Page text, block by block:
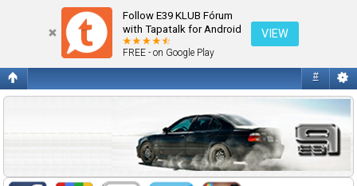
Follow E39 KLUB Fórum
with Tapatalk for Android
FREE - on Google Play
VIEW
#
www.polirozas.com